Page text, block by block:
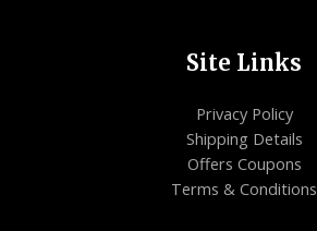
Site Links
Privacy Policy
Shipping Details
Offers Coupons
Terms & Conditions